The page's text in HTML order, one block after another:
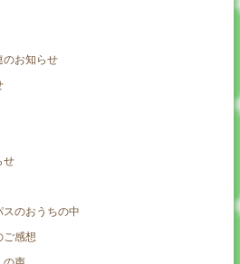
お知らせ
せ
のおうちの中
感想